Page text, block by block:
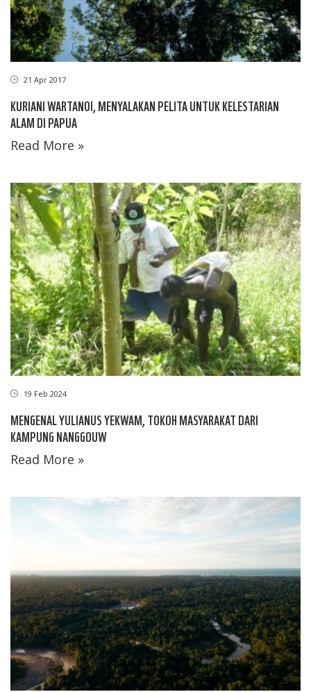
21 Apr 2017
KURIANI WARTANOI, MENYALAKAN PELITA UNTUK KELESTARIAN
ALAM DI PAPUA
Read More »
19 Feb 2024
MENGENAL YULIANUS YEKWAM, TOKOH MASYARAKAT DARI
KAMPUNG NANGGOUW
Read More »